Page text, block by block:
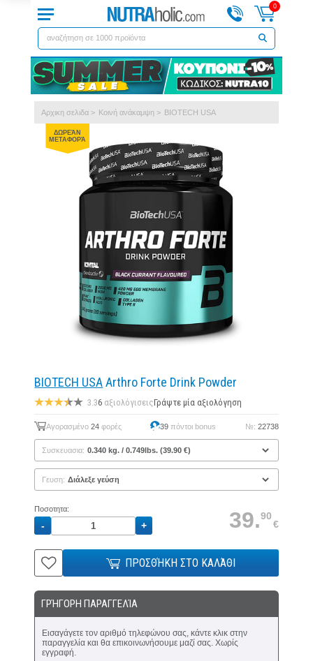
0
Αρχικη σελιδα > Kοινή ανάκαμψη > BIOTECH USA
ΔΩΡΕΆΝ
ΜΕΤΑΦΟΡΆ
BIOTECH USAArthro Forte Drink Powder
3.36 αξιολόγισειςΓράψτε μία αξιολόγηση
Αγορασμένο24 φορές 39 πόντοι bonus №: 22738
Συσκευασια:
Γευση:
Ποσοτητα: 39.90
€
ΠΡΟΣΘΉΚΗ ΣΤΟ ΚΑΛΆΘΙ
ΓΡΉΓΟΡΗ ΠΑΡΑΓΓΕΛΊΑ
Εισαγάγετε τον αριθμό τηλεφώνου σας, κάντε κλικ στην
παραγγελία και θα επικοινωνήσουμε μαζί σας. Χωρίς
εγγραφή.